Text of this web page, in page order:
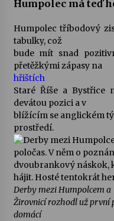
Humpolec má teď
Humpolec tříbodový
tabulky, což
bude mít snad
přetěžkými zápasy na
hřištích
Staré Říše a Bystřice
devátou pozici a v
blížícím se anglickém
prostředí.
Derby mezi Humpolcem a
Žirovnicí rozhodl už první
domácí